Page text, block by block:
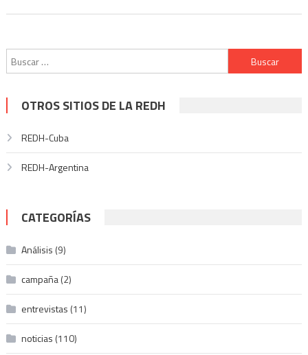
Buscar:
OTROS SITIOS DE LA REDH
REDH-Cuba
REDH-Argentina
CATEGORÍAS
Análisis (9)
campaña(2)
entrevistas (11)
noticias (110)